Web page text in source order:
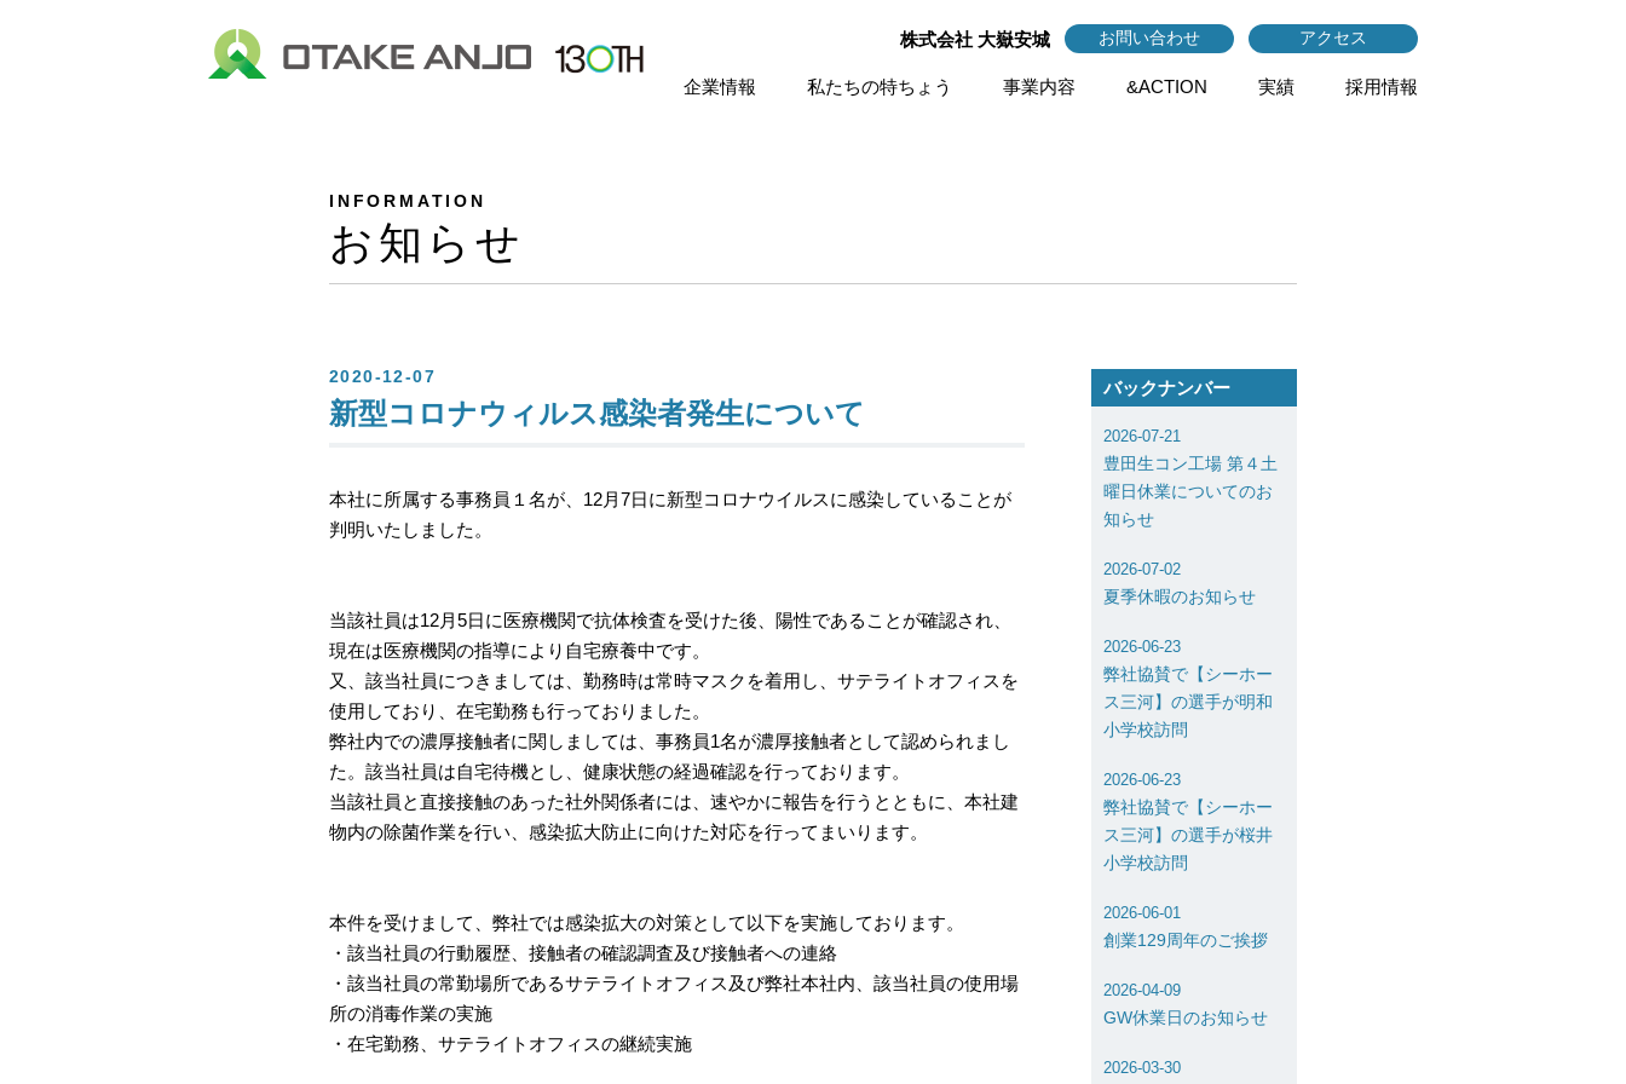
株式会社 大嶽安城 お問い合わせ アクセス
企業情報 私たちの特ちょう 事業内容 &ACTION 実績 採用情報
INFORMATION
お知らせ
2020-12-07
新型コロナウィルス感染者発生について
本社に所属する事務員１名が、12月7日に新型コロナウイルスに感染していることが
判明いたしました。
当該社員は12月5日に医療機関で抗体検査を受けた後、陽性であることが確認され、
現在は医療機関の指導により自宅療養中です。
又、該当社員につきましては、勤務時は常時マスクを着用し、サテライトオフィスを
使用しており、在宅勤務も行っておりました。
弊社内での濃厚接触者に関しましては、事務員1名が濃厚接触者として認められまし
た。該当社員は自宅待機とし、健康状態の経過確認を行っております。
当該社員と直接接触のあった社外関係者には、速やかに報告を行うとともに、本社建
物内の除菌作業を行い、感染拡大防止に向けた対応を行ってまいります。
本件を受けまして、弊社では感染拡大の対策として以下を実施しております。
・該当社員の行動履歴、接触者の確認調査及び接触者への連絡
・該当社員の常勤場所であるサテライトオフィス及び弊社本社内、該当社員の使用場
所の消毒作業の実施
・在宅勤務、サテライトオフィスの継続実施
バックナンバー
2026-07-21
豊田生コン工場 第４土
曜日休業についてのお
知らせ
2026-07-02
夏季休暇のお知らせ
2026-06-23
弊社協賛で【シーホー
ス三河】の選手が明和
小学校訪問
2026-06-23
弊社協賛で【シーホー
ス三河】の選手が桜井
小学校訪問
2026-06-01
創業129周年のご挨拶
2026-04-09
GW休業日のお知らせ
2026-03-30